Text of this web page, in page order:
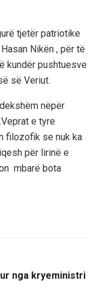
tjetër patriotike
Hasan Nikën , për të
kundër pushtuesve
së Veriut.
nëpër
Veprat e tyre
filozofik se nuk ka
për lirinë e
mbarë bota
nga kryeministri